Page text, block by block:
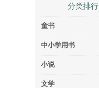
分类排行
童书
中小学用书
小说
文学